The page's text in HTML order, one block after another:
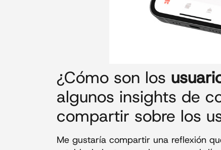
¿Cómo son los
algunos insights de
compartir sobre los
Me gustaría compartir una reflexión